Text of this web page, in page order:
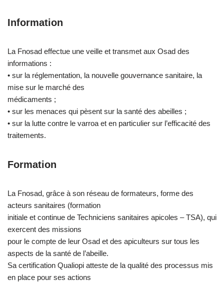
Information
La Fnosad effectue une veille et transmet aux Osad des
informations :
• sur la réglementation, la nouvelle gouvernance sanitaire, la
mise sur le marché des
médicaments ;
• sur les menaces qui pèsent sur la santé des abeilles ;
• sur la lutte contre le varroa et en particulier sur l’efficacité des
traitements.
Formation
La Fnosad, grâce à son réseau de formateurs, forme des
acteurs sanitaires (formation
initiale et continue de Techniciens sanitaires apicoles – TSA), qui
exercent des missions
pour le compte de leur Osad et des apiculteurs sur tous les
aspects de la santé de l’abeille.
Sa certification Qualiopi atteste de la qualité des processus mis
en place pour ses actions